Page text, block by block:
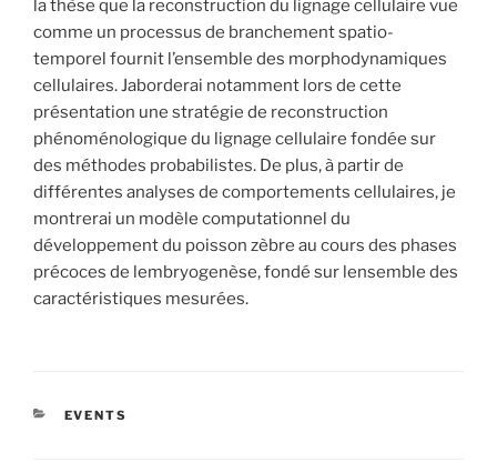
la thèse que la reconstruction du lignage cellulaire vue
comme un processus de branchement spatio-
temporel fournit l’ensemble des morphodynamiques
cellulaires. Jaborderai notamment lors de cette
présentation une stratégie de reconstruction
phénoménologique du lignage cellulaire fondée sur
des méthodes probabilistes. De plus, à partir de
différentes analyses de comportements cellulaires, je
montrerai un modèle computationnel du
développement du poisson zèbre au cours des phases
précoces de lembryogenèse, fondé sur lensemble des
caractéristiques mesurées.
CATÉGORIES
EVENTS